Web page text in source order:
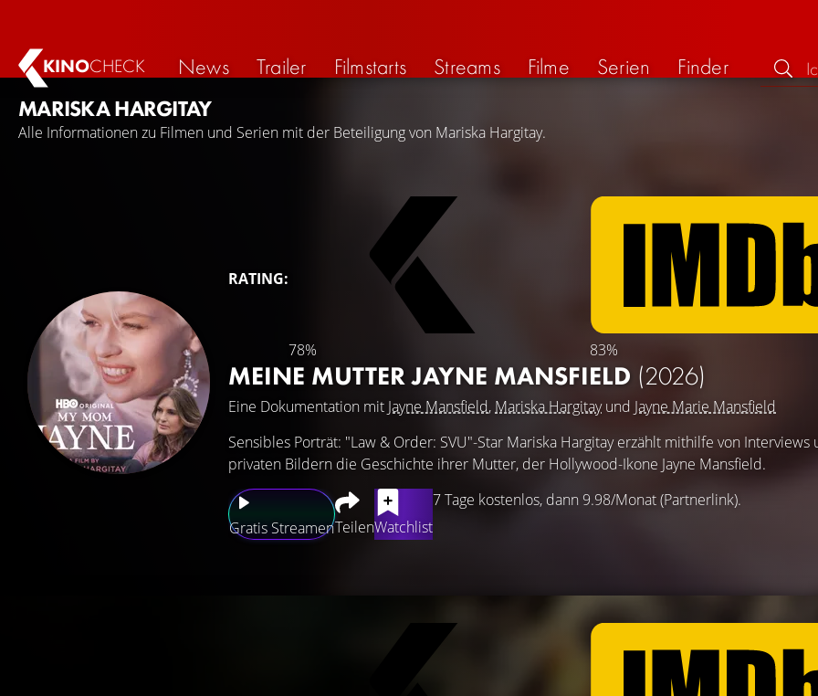
KINOCHECK News Trailer Filmstarts Streams Filme Serien
Finder
MARISKA HARGITAY
Alle Informationen zu Filmen und Serien mit der Beteiligung von Mariska Hargitay.
RATING:
78% 83%
MEINE MUTTER JAYNE MANSFIELD (2026)
Eine Dokumentation mit Jayne Mansfield, Mariska Hargitayund Jayne Marie Mansfield
Gratis StreamenTeilenWatchlist
7 Tage kostenlos, dann 9.98/Monat (Partnerlink).
Sensibles Porträt: "Law & Order: SVU"-Star Mariska Hargitay erzählt mithilfe von Interviews
privaten Bildern die Geschichte ihrer Mutter, der Hollywood-Ikone Jayne Mansfield.